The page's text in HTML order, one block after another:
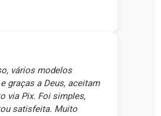
vários modelos
graças a Deus, aceitam
via Pix. Foi simples,
satisfeita. Muito